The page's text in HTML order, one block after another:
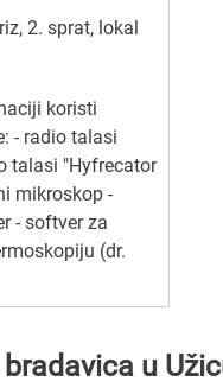
2. sprat, lokal
koristi
- radio talasi
talasi "Hyfrecator
mikroskop -
- softver za
(dr.
u